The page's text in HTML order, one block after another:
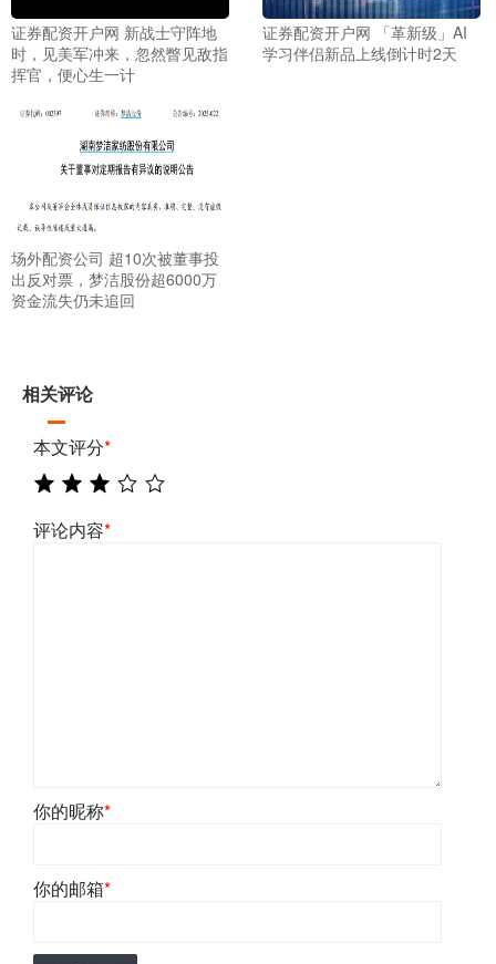
证券配资开户网 新战士守阵地
时，见美军冲来，忽然瞥见敌指
挥官，便心生一计
证券配资开户网 「革新级」AI
学习伴侣新品上线倒计时2天
场外配资公司 超10次被董事投
出反对票，梦洁股份超6000万
资金流失仍未追回
相关评论
本文评分*
评论内容*
你的昵称*
你的邮箱*